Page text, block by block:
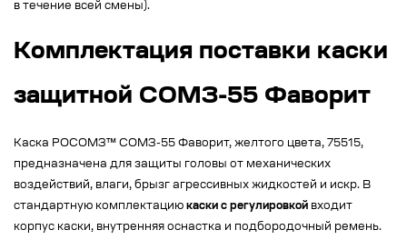
в течение всей смены).
Комплектация поставки каски
защитной СОМЗ-55 Фаворит
Каска РОСОМЗ™ СОМЗ-55 Фаворит, желтого цвета, 75515,
предназначена для защиты головы от механических
воздействий, влаги, брызг агрессивных жидкостей и искр. В
стандартную комплектацию каски с регулировкой входит
корпус каски, внутренняя оснастка и подбородочный ремень.